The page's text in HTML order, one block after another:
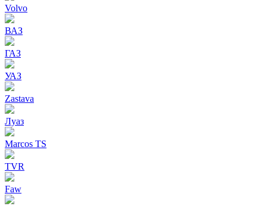
Volvo
ВАЗ
ГАЗ
УАЗ
Zastava
Луаз
Marcos TS
TVR
Faw